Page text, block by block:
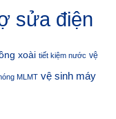
sửa điện
xoài tiết kiệm nước vệ
MLMT vệ sinh máy